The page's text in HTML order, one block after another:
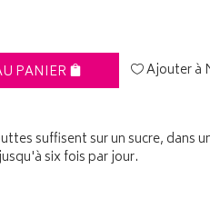
PANIER Ajouter à
suffisent sur un sucre, dans
six fois par jour.